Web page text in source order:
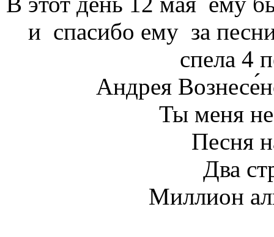
и спасибо ему за
спела 4
Андрея
Ты меня
Песня
Два
Миллион